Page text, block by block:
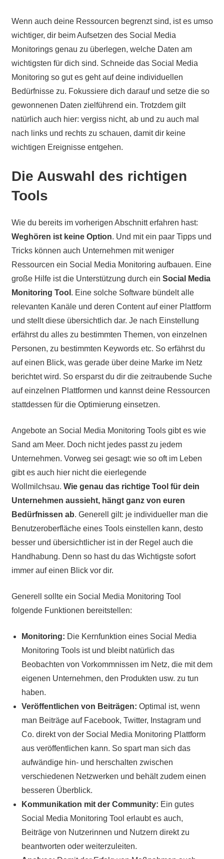
Wenn auch deine Ressourcen begrenzt sind, ist es umso
wichtiger, dir beim Aufsetzen des Social Media
Monitorings genau zu überlegen, welche Daten am
wichtigsten für dich sind. Schneide das Social Media
Monitoring so gut es geht auf deine individuellen
Bedürfnisse zu. Fokussiere dich darauf und setze die so
gewonnenen Daten zielführend ein. Trotzdem gilt
natürlich auch hier: vergiss nicht, ab und zu auch mal
nach links und rechts zu schauen, damit dir keine
wichtigen Ereignisse entgehen.
Die Auswahl des richtigen
Tools
Wie du bereits im vorherigen Abschnitt erfahren hast:
Weghören ist keine Option. Und mit ein paar Tipps und
Tricks können auch Unternehmen mit weniger
Ressourcen ein Social Media Monitoring aufbauen. Eine
große Hilfe ist die Unterstützung durch ein Social Media
Monitoring Tool . Eine solche Software bündelt alle
relevanten Kanäle und deren Content auf einer Plattform
und stellt diese übersichtlich dar. Je nach Einstellung
erfährst du alles zu bestimmten Themen, von einzelnen
Personen, zu bestimmten Keywords etc. So erfährst du
auf einen Blick, was gerade über deine Marke im Netz
berichtet wird. So ersparst du dir die zeitraubende Suche
auf einzelnen Plattformen und kannst deine Ressourcen
stattdessen für die Optimierung einsetzen.
Angebote an Social Media Monitoring Tools gibt es wie
Sand am Meer. Doch nicht jedes passt zu jedem
Unternehmen. Vorweg sei gesagt: wie so oft im Leben
gibt es auch hier nicht die eierlegende
Wollmilchsau. Wie genau das richtige Tool für dein
Unternehmen aussieht, hängt ganz von euren
Bedürfnissen ab. Generell gilt: je individueller man die
Benutzeroberfläche eines Tools einstellen kann, desto
besser und übersichtlicher ist in der Regel auch die
Handhabung. Denn so hast du das Wichtigste sofort
immer auf einen Blick vor dir.
Generell sollte ein Social Media Monitoring Tool
folgende Funktionen bereitstellen:
Monitoring: Die Kernfunktion eines Social Media
Monitoring Tools ist und bleibt natürlich das
Beobachten von Vorkommnissen im Netz, die mit dem
eigenen Unternehmen, den Produkten usw. zu tun
haben.
Veröffentlichen von Beiträgen: Optimal ist, wenn
man Beiträge auf Facebook, Twitter, Instagram und
Co. direkt von der Social Media Monitoring Plattform
aus veröffentlichen kann. So spart man sich das
aufwändige hin- und herschalten zwischen
verschiedenen Netzwerken und behält zudem einen
besseren Überblick.
Kommunikation mit der Community: Ein gutes
Social Media Monitoring Tool erlaubt es auch,
Beiträge von Nutzerinnen und Nutzern direkt zu
beantworten oder weiterzuleiten.